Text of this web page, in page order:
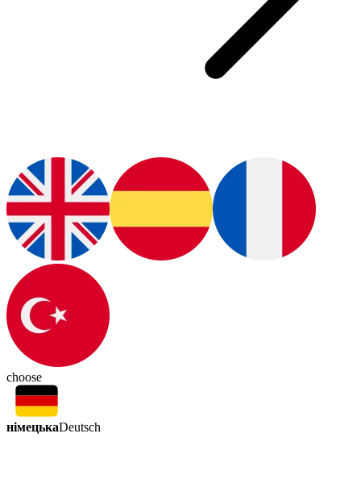
choose
німецькаDeutsch